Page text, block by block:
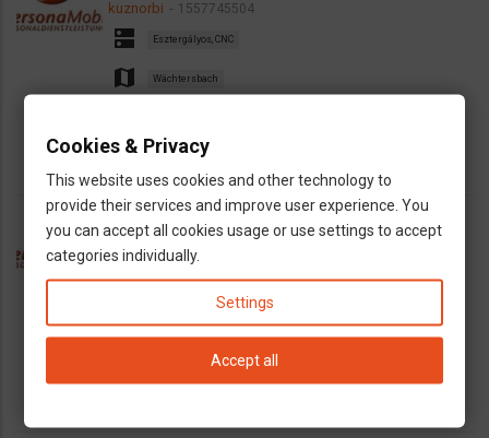
kuznorbi 1557745504
dns Esztergályos, CNC
map Wächtersbach
CNC esztergályos állás
kuznorbi 1557744918
dns Esztergályos, CNC
Nettó 12,4-Euró/óra
Cookies & Privacy
This website uses cookies and other technology to
provide their services and improve user experience. You
you can accept all cookies usage or use settings to accept
categories individually.
Settings
Accept all